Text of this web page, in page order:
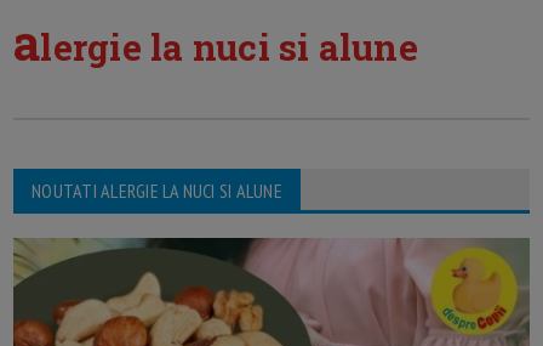
alergie la nuci si alune
NOUTATI ALERGIE LA NUCI SI ALUNE